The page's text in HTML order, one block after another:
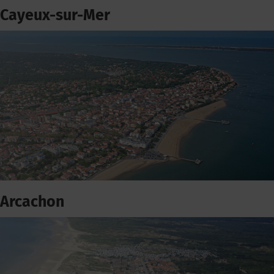
Cayeux-sur-Mer
Arcachon